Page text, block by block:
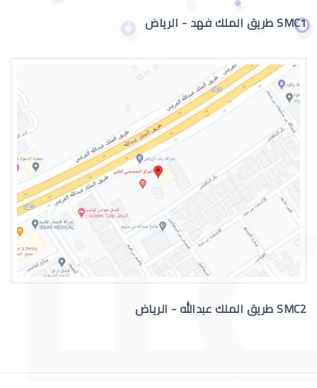
الماء الابيض بالعين
الماء الابيض بالعين اسبابه
SMC1 طريق الملك فهد - الرياض
SMC2 طريق الملك عبدالله - الرياض